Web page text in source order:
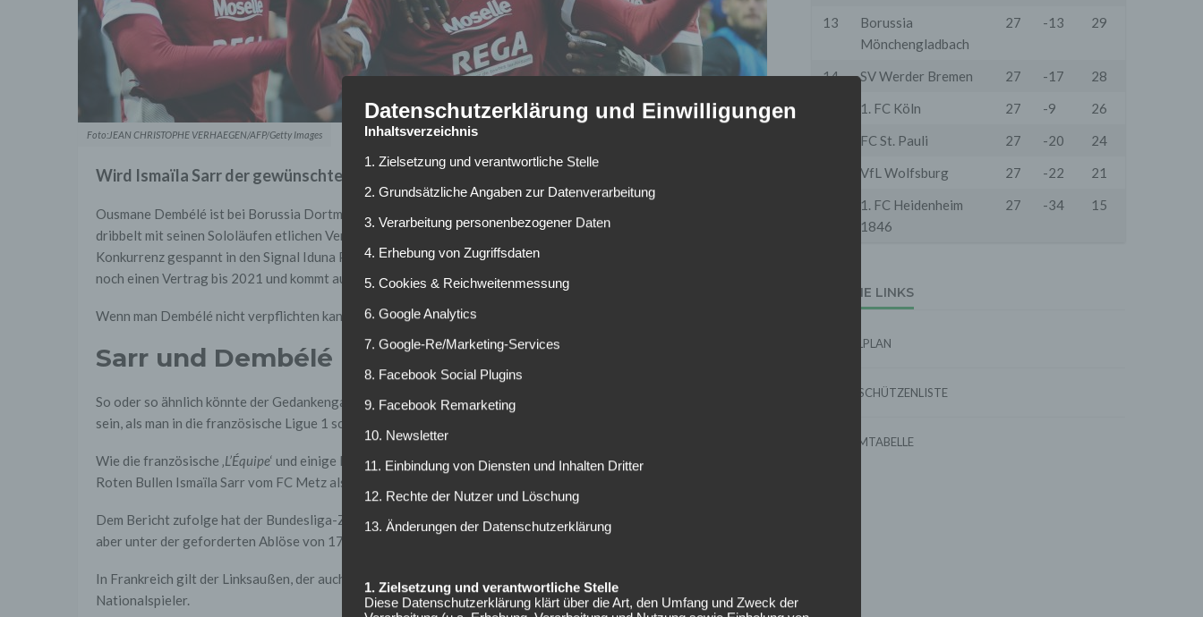
Foto:JEAN CHRISTOPHE VERHAEGEN/AFP/Getty Images
Wird Ismaïla Sarr der gewünschte Dembélé-Klon ??
Ousmane Dembélé ist bei Borussia Dortmund wie eine Bombe eingeschlagen. Der französische Flügelspieler
dribbelt mit seinen Sololäufen etlichen Verteidigern der Bundesliga Knoten in die Beine. Kein Wunder, dass die
Konkurrenz gespannt in den Signal Iduna Park blickt. Jedoch besitzt der 20-Jährige beim DFB-Pokalfinalisten
noch einen Vertrag bis 2021 und kommt auch nicht als Verpflichtung für Vereine wie RB Leipzig in Frage.
Wenn man Dembélé nicht verpflichten kann, warum dann nicht einen Spieler suchen, der wie Dembélé spielt?
Sarr und Dembélé mit ähnlichen Anlagen
So oder so ähnlich könnte der Gedankengang von Ralf Rangnick, Sportdirektor von RB Leipzig nicht gewesen
sein, als man in die französische Ligue 1 schaute.
Wie die französische ‚L’Équipe‘ und einige Deutsche Medien heute in ihrer Printausgabe berichteten, haben die
Roten Bullen Ismaïla Sarr vom FC Metz als Dembélé-Klon ausfindig gemacht.
Dem Bericht zufolge hat der Bundesliga-Zweite bereits ein Angebot für den 19-Jährigen abgegeben, welches
aber unter der geforderten Ablöse von 17 Millionen Euro liegen soll.
In Frankreich gilt der Linksaußen, der auch auf den rechten Flügel ausweichen kann, als potentieller
Nationalspieler.
13
Borussia
Mönchengladbach
27 -13 29
14 SV Werder Bremen 27 -17
28
1. FC Köln 27 -9
26
FC St. Pauli 27 -20
24
VfL Wolfsburg 27 -22
21
1. FC Heidenheim
1846
27 -34 15
EXTERNE LINKS
SPIELPLAN
TORSCHÜTZENLISTE
FORMTABELLE
Datenschutzerklärung und Einwilligungen
Inhaltsverzeichnis
1. Zielsetzung und verantwortliche Stelle
2. Grundsätzliche Angaben zur Datenverarbeitung
3. Verarbeitung personenbezogener Daten
4. Erhebung von Zugriffsdaten
5. Cookies & Reichweitenmessung
6. Google Analytics
7. Google-Re/Marketing-Services
8. Facebook Social Plugins
9. Facebook Remarketing
10. Newsletter
11. Einbindung von Diensten und Inhalten Dritter
12. Rechte der Nutzer und Löschung
13. Änderungen der Datenschutzerklärung
1. Zielsetzung und verantwortliche Stelle
Diese Datenschutzerklärung klärt über die Art, den Umfang und Zweck der